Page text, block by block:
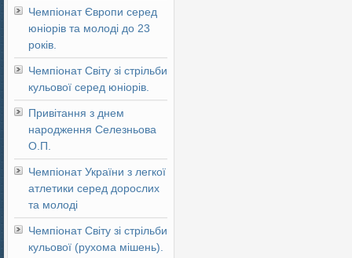
Чемпіонат Європи серед
юніорів та молоді до 23
років.
Чемпіонат Світу зі стрільби
кульової серед юніорів.
Привітання з днем
народження Селезньова
О.П.
Чемпіонат України з легкої
атлетики серед дорослих
та молоді
Чемпіонат Світу зі стрільби
кульової (рухома мішень).